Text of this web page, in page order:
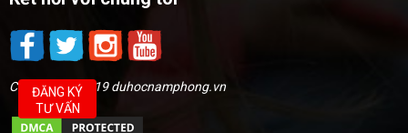
Copyright @2019 duhocnamphong.vn
ĐĂNG KÝ
TƯ VẤN